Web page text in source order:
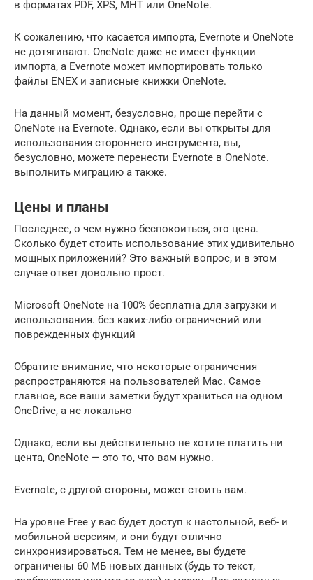
в форматах PDF, XPS, MHT или OneNote.
К сожалению, что касается импорта, Evernote и OneNote
не дотягивают. OneNote даже не имеет функции
импорта, а Evernote может импортировать только
файлы ENEX и записные книжки OneNote.
На данный момент, безусловно, проще перейти с
OneNote на Evernote. Однако, если вы открыты для
использования стороннего инструмента, вы,
безусловно, можете перенести Evernote в OneNote.
выполнить миграцию а также.
Цены и планы
Последнее, о чем нужно беспокоиться, это цена.
Сколько будет стоить использование этих удивительно
мощных приложений? Это важный вопрос, и в этом
случае ответ довольно прост.
Microsoft OneNote на 100% бесплатна для загрузки и
использования. без каких-либо ограничений или
поврежденных функций
Обратите внимание, что некоторые ограничения
распространяются на пользователей Mac. Самое
главное, все ваши заметки будут храниться на одном
OneDrive, а не локально
Однако, если вы действительно не хотите платить ни
цента, OneNote — это то, что вам нужно.
Evernote, с другой стороны, может стоить вам.
На уровне Free у вас будет доступ к настольной, веб- и
мобильной версиям, и они будут отлично
синхронизироваться. Тем не менее, вы будете
ограничены 60 МБ новых данных (будь то текст,